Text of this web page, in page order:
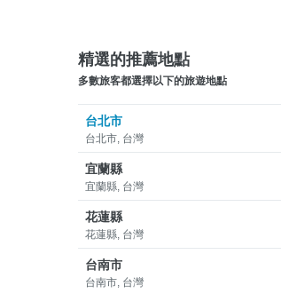
精選的推薦地點
多數旅客都選擇以下的旅遊地點
台北市
台北市, 台灣
宜蘭縣
宜蘭縣, 台灣
花蓮縣
花蓮縣, 台灣
台南市
台南市, 台灣